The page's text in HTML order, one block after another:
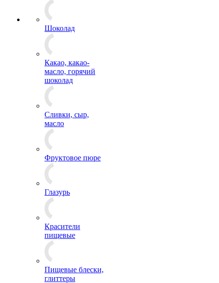
Шоколад
Какао, какао-
масло, горячий
шоколад
Сливки, сыр,
масло
Фруктовое пюре
Глазурь
Красители
пищевые
Пищевые блески,
глиттеры